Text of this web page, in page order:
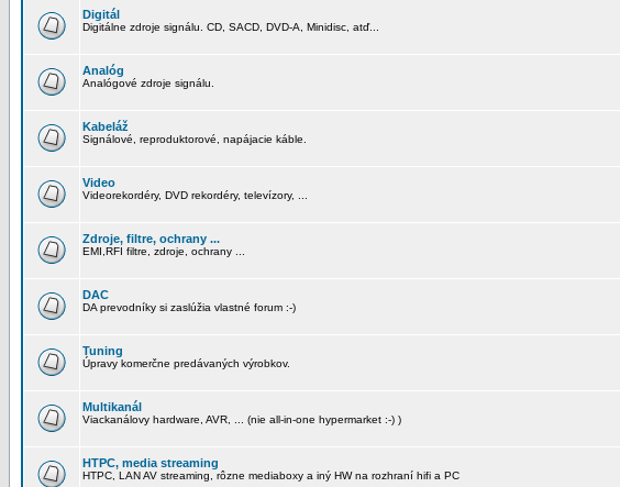
Digitál
Digitálne zdroje signálu. CD, SACD, DVD-A, Minidisc, atď...
Analóg
Analógové zdroje signálu.
Kabeláž
Signálové, reproduktorové, napájacie káble.
Video
Videorekordéry, DVD rekordéry, televízory, ...
Zdroje, filtre, ochrany ...
EMI,RFI filtre, zdroje, ochrany ...
DAC
DA prevodníky si zaslúžia vlastné forum :-)
Tuning
Úpravy komerčne predávaných výrobkov.
Multikanál
Viackanálovy hardware, AVR, ... (nie all-in-one hypermarket :-) )
HTPC, media streaming
HTPC, LAN AV streaming, rôzne mediaboxy a iný HW na rozhraní hifi a PC